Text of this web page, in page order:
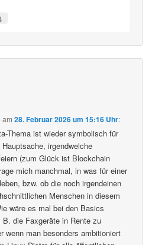
↓
am28. Februar 2026 um 15:16 Uhr:
Thema ist wieder symbolisch für
irgendwelche
(zum Glück ist Blockchain
mich manchmal, in was für einer
bzw. ob die noch irgendeinen
Menschen in diesem
wäre es mal bei den Basics
die Faxgeräte in Rente zu
wenn man besonders ambitioniert